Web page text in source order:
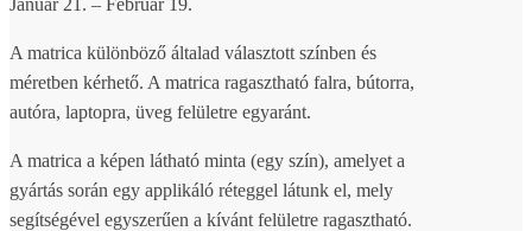
A matrica különböző általad választott színben és
méretben kérhető. A matrica ragasztható falra, bútorra,
autóra, laptopra, üveg felületre egyaránt.
A matrica a képen látható minta (egy szín), amelyet a
gyártás során egy applikáló réteggel látunk el, mely
segítségével egyszerűen a kívánt felületre ragasztható.